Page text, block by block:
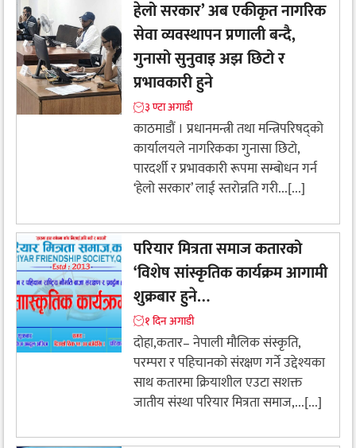
हेलो सरकार’ अब एकीकृत नागरिक
सेवा व्यवस्थापन प्रणाली बन्दै,
गुनासो सुनुवाइ अझ छिटो र
प्रभावकारी हुने
३ ण्टा अगाडी
काठमाडौं । प्रधानमन्त्री तथा मन्त्रिपरिषद्को
कार्यालयले नागरिकका गुनासा छिटो,
पारदर्शी र प्रभावकारी रूपमा सम्बोधन गर्न
‘हेलो सरकार’ लाई स्तरोन्नति गरी...[...]
परियार मित्रता समाज कतारको
‘विशेष सांस्कृतिक कार्यक्रम आगामी
शुक्रबार हुने…
१ दिन अगाडी
दोहा,कतार– नेपाली मौलिक संस्कृति,
परम्परा र पहिचानको संरक्षण गर्ने उद्देश्यका
साथ कतारमा क्रियाशील एउटा सशक्त
जातीय संस्था परियार मित्रता समाज,...[...]